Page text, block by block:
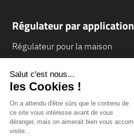
Régulateur par application
Régulateur pour la maison
Régulateur pour Chaudière
© Infosec